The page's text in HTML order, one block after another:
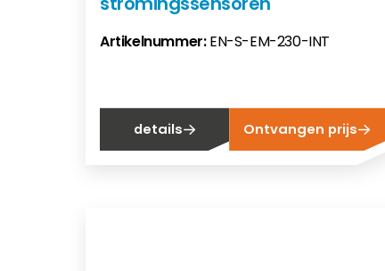
Artikelnummer:EN-S-EM-230-INT
details Ontvangen prijs